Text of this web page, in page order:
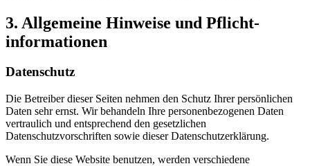
3. Allgemeine Hinweise und Pflicht­
informationen
Datenschutz
Die Betreiber dieser Seiten nehmen den Schutz Ihrer persönlichen
Daten sehr ernst. Wir behandeln Ihre personenbezogenen Daten
vertraulich und entsprechend den gesetzlichen
Datenschutzvorschriften sowie dieser Datenschutzerklärung.
Wenn Sie diese Website benutzen, werden verschiedene